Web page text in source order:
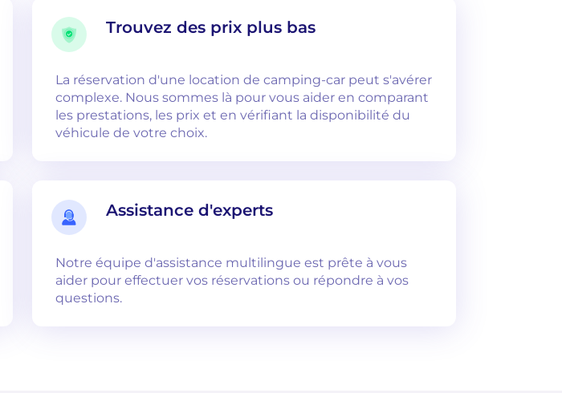
Trouvez des prix plus bas
La réservation d'une location de camping-car peut s'avérer
complexe. Nous sommes là pour vous aider en comparant
les prestations, les prix et en vérifiant la disponibilité du
véhicule de votre choix.
Assistance d'experts
Notre équipe d'assistance multilingue est prête à vous
aider pour effectuer vos réservations ou répondre à vos
questions.